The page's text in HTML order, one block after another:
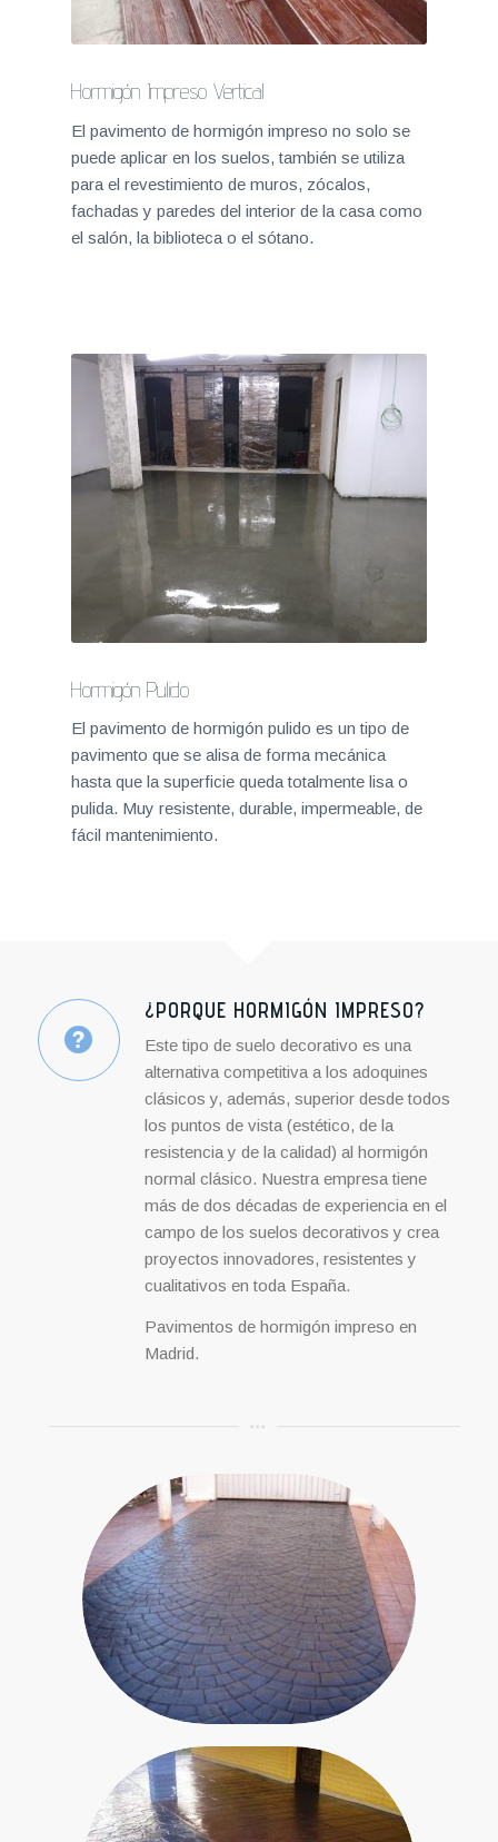
Hormigón Impreso Vertical
El pavimento de hormigón impreso no solo se
puede aplicar en los suelos, también se utiliza
para el revestimiento de muros, zócalos,
fachadas y paredes del interior de la casa como
el salón, la biblioteca o el sótano.
Hormigón Pulido
El pavimento de hormigón pulido es un tipo de
pavimento que se alisa de forma mecánica
hasta que la superficie queda totalmente lisa o
pulida. Muy resistente, durable, impermeable, de
fácil mantenimiento.
¿PORQUE HORMIGÓN IMPRESO?
Este tipo de suelo decorativo es una
alternativa competitiva a los adoquines
clásicos y, además, superior desde todos
los puntos de vista (estético, de la
resistencia y de la calidad) al hormigón
normal clásico. Nuestra empresa tiene
más de dos décadas de experiencia en el
campo de los suelos decorativos y crea
proyectos innovadores, resistentes y
cualitativos en toda España.
Pavimentos de hormigón impreso en
Madrid.